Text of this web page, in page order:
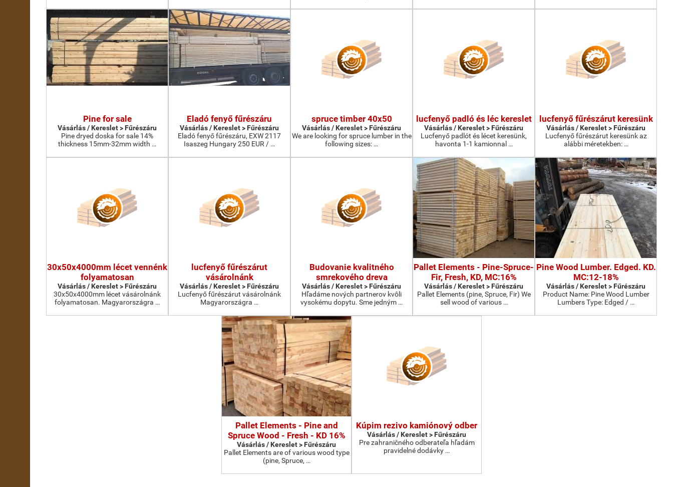
Pine for sale
Vásárlás / Kereslet > Fűrészáru
Pine dryed doska for sale 14%
thickness 15mm-32mm width …
Eladó fenyő fűrészáru
Vásárlás / Kereslet > Fűrészáru
Eladó fenyő fűrészáru, EXW 2117
Isaszeg Hungary 250 EUR / …
spruce timber 40x50
Vásárlás / Kereslet > Fűrészáru
We are looking for spruce lumber in the
following sizes: …
lucfenyő padló és léc kereslet
Vásárlás / Kereslet > Fűrészáru
Lucfenyő padlót és lécet keresünk,
havonta 1-1 kamionnal …
lucfenyő fűrészárut keresünk
Vásárlás / Kereslet > Fűrészáru
Lucfenyő fűrészárut keresünk az
alábbi méretekben: …
30x50x4000mm lécet vennénk
folyamatosan
Vásárlás / Kereslet > Fűrészáru
30x50x4000mm lécet vásárolnánk
folyamatosan. Magyarországra …
lucfenyő fűrészárut
vásárolnánk
Vásárlás / Kereslet > Fűrészáru
Lucfenyő fűrészárut vásárolnánk
Magyarországra …
Budovanie kvalitného
smrekového dreva
Vásárlás / Kereslet > Fűrészáru
Hľadáme nových partnerov kvôli
vysokému dopytu. Sme jedným …
Pallet Elements - Pine-Spruce-
Fir, Fresh, KD, MC:16%
Vásárlás / Kereslet > Fűrészáru
Pallet Elements (pine, Spruce, Fir) We
sell wood of various …
Pine Wood Lumber. Edged. KD.
MC:12-18%
Vásárlás / Kereslet > Fűrészáru
Product Name: Pine Wood Lumber
Lumbers Type: Edged / …
Pallet Elements - Pine and
Spruce Wood - Fresh - KD 16%
Vásárlás / Kereslet > Fűrészáru
Pallet Elements are of various wood type
(pine, Spruce, …
Kúpim rezivo kamiónový odber
Vásárlás / Kereslet > Fűrészáru
Pre zahraničného odberateľa hľadám
pravidelné dodávky …